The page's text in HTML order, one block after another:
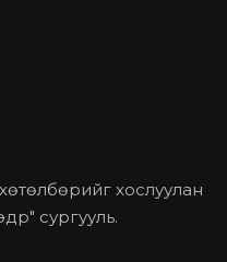
хослуулан
сургууль.